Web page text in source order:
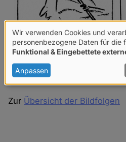
Zur Übersicht der Bildfolgen
Verwendung
von
personenbezogenen
Daten
und
Wir verwenden Cookies und
personenbezogene Daten für die
Funktional & Eingebettete
Anpassen